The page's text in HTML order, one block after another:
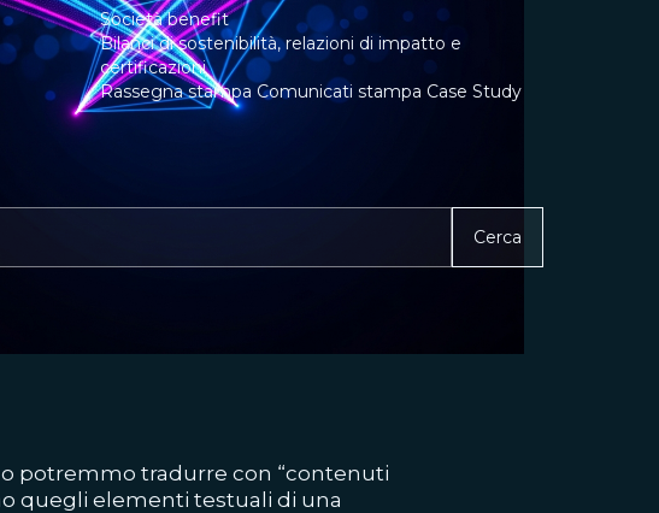
Società benefit
Bilanci di sostenibilità, relazioni di impatto e
certificazioni
Rassegna stampa Comunicati stampa Case Study
Cerca
potremmo tradurre con “contenuti
quegli elementi testuali di una